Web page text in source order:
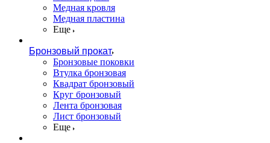
Медная кровля
Медная пластина
Еще
Бронзовый прокат
Бронзовые поковки
Втулка бронзовая
Квадрат бронзовый
Круг бронзовый
Лента бронзовая
Лист бронзовый
Еще